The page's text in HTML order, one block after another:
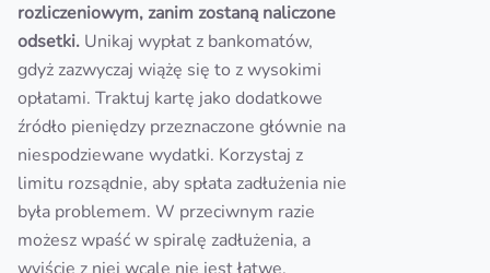
rozliczeniowym, zanim zostaną naliczone
odsetki. Unikaj wypłat z bankomatów,
gdyż zazwyczaj wiążę się to z wysokimi
opłatami. Traktuj kartę jako dodatkowe
źródło pieniędzy przeznaczone głównie na
niespodziewane wydatki. Korzystaj z
limitu rozsądnie, aby spłata zadłużenia nie
była problemem. W przeciwnym razie
możesz wpaść w spiralę zadłużenia, a